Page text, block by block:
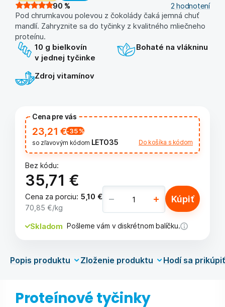
90 % 2 hodnotení
Pod chrumkavou polevou z čokolády čaká jemná chuť
mandlí. Zahryznite sa do tyčinky z kvalitného mliečneho
proteínu.
10 g bielkovín
v jednej tyčinke
Bohaté na vlákninu
Zdroj vitamínov
Cena pre vás
23,21 €-35%
so zľavovým kódom LETO35 Do košíka s kódom
Bez kódu:
35,71 €
Cena za porciu: 5,10 €
70,85 €/kg
Kúpiť
Skladom Pošleme vám v diskrétnom balíčku.
Popis produktu Zloženie produktu Hodí sa prikúpiť
Proteínové tyčinky